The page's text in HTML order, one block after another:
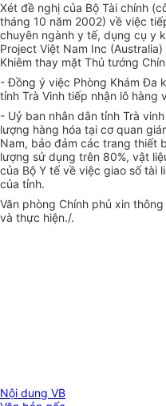
Xét đề nghị của Bộ Tài chính
tháng 10 năm 2002) về việc
chuyên ngành y tế, dụng cụ y
Project Việt Nam Inc
Khiêm thay mặt Thủ tướng
- Đồng ý việc Phòng Khám Đa
tỉnh Trà Vinh tiếp nhận lô hàng
- Uỷ ban nhân dân tỉnh Trà
lượng hàng hóa tại cơ quan
Nam, bảo đảm các trang thiết
lượng sử dụng trên 80%, vật
của Bộ Y tế về việc giao số tài
của tỉnh.
Văn phòng Chính phủ xin
và thực hiện./.
Nội dung VB